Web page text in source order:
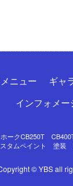
ニュー ギャ
インフォメー
ークCB250T
タムペイント 塗
© YBS all